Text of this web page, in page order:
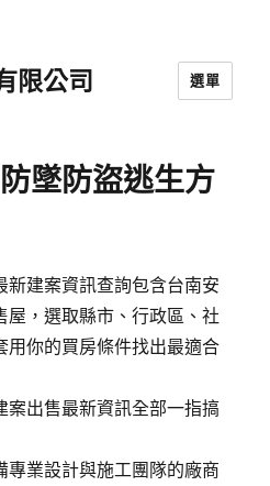
限公司 選單
墜防盜逃生方
新建案資訊查詢包含台南安
屋，選取縣市、行政區、社
用你的買房條件找出最適合
案出售最新資訊全部一指搞
專業設計與施工團隊的廠商